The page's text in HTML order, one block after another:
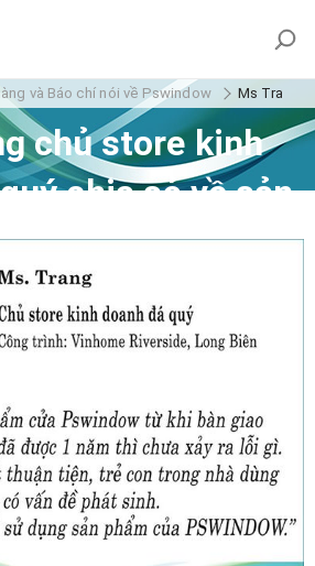
và Báo chí nói về Pswindow Ms Trang
chủ store kinh
chia sẻ về sản
PSWINDOW